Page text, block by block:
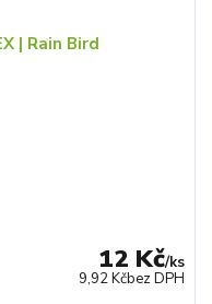
12 Kč/ks
9,92 Kčbez DPH